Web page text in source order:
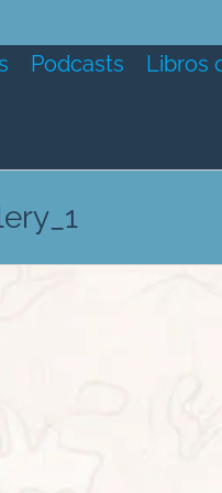
Podcasts Libros